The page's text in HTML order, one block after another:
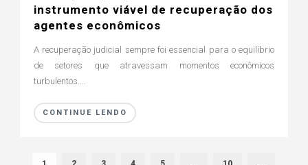
instrumento viável de recuperação dos
agentes econômicos
A recuperação judicial sempre foi essencial para o equilíbrio
de setores que atravessam momentos econômicos
turbulentos....
CONTINUE LENDO